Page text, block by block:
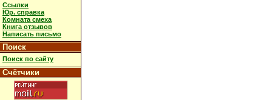
Ссылки
Юр. справка
Комната смеха
Книга отзывов
Написать письмо
Поиск
Поиск по сайту
Счётчики